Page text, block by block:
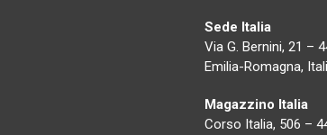
Sede Italia
Via G. Bernini, 21 –
Emilia-Romagna,
Magazzino Italia
Corso Italia, 506 –